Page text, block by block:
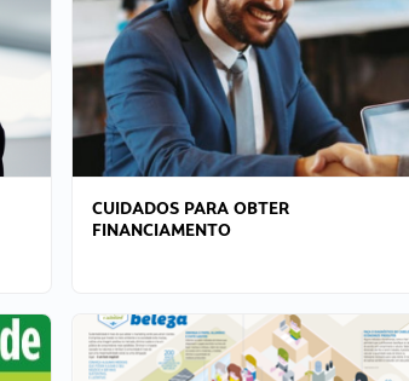
CUIDADOS PARA OBTER
FINANCIAMENTO